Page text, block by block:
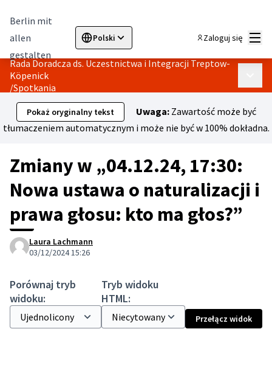
Berlin mit
allen
gestalten
Polski
Sprache wählen Choose languageElegir el idioma
Zaloguj się
Rada Doradcza ds. Uczestnictwa i Integracji Treptow-
Köpenick
/Spotkania
Pokaż oryginalny tekst Uwaga:Zawartość może być
tłumaczeniem automatycznym i może nie być w 100% dokładna.
Zmiany w „04.12.24, 17:30:
Nowa ustawa o naturalizacji i
prawa głosu: kto ma głos?”
Laura Lachmann
03/12/2024 15:26
Porównaj tryb
widoku:
Tryb widoku
HTML:
Przełącz widok